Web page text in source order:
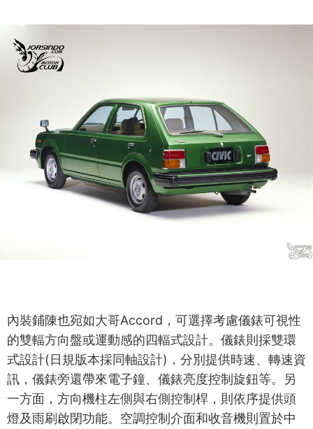
內裝鋪陳也宛如大哥Accord，可選擇考慮儀錶可視性
的雙輻方向盤或運動感的四輻式設計。儀錶則採雙環
式設計(日規版本採同軸設計)，分別提供時速、轉速資
訊，儀錶旁還帶來電子鐘、儀錶亮度控制旋鈕等。另
一方面，方向機柱左側與右側控制桿，則依序提供頭
燈及雨刷啟閉功能。空調控制介面和收音機則置於中